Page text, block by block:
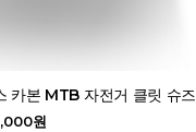
카본 MTB 자전거 클릿 슈즈
원